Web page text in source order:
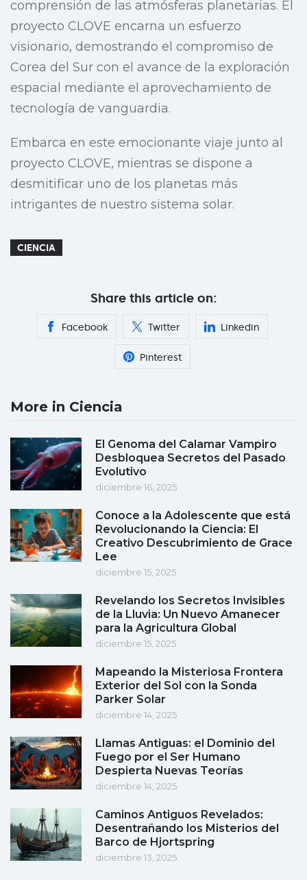
comprensión de las atmósferas planetarias. El
proyecto CLOVE encarna un esfuerzo
visionario, demostrando el compromiso de
Corea del Sur con el avance de la exploración
espacial mediante el aprovechamiento de
tecnología de vanguardia.
Embarca en este emocionante viaje junto al
proyecto CLOVE, mientras se dispone a
desmitificar uno de los planetas más
intrigantes de nuestro sistema solar.
CIENCIA
Share this article on:
Facebook Twitter Linkedin
Pinterest
More in Ciencia
El Genoma del Calamar Vampiro
Desbloquea Secretos del Pasado
Evolutivo
diciembre 16, 2025
Conoce a la Adolescente que está
Revolucionando la Ciencia: El
Creativo Descubrimiento de Grace
Lee
diciembre 15, 2025
Revelando los Secretos Invisibles
de la Lluvia: Un Nuevo Amanecer
para la Agricultura Global
diciembre 15, 2025
Mapeando la Misteriosa Frontera
Exterior del Sol con la Sonda
Parker Solar
diciembre 14, 2025
Llamas Antiguas: el Dominio del
Fuego por el Ser Humano
Despierta Nuevas Teorías
diciembre 14, 2025
Caminos Antiguos Revelados:
Desentrañando los Misterios del
Barco de Hjortspring
diciembre 13, 2025